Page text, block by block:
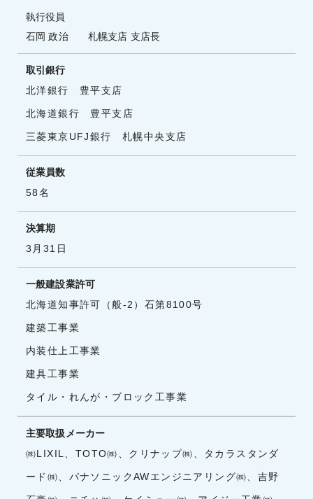
執行役員
石岡 政治 札幌支店 支店長
取引銀行
北洋銀行 豊平支店
北海道銀行 豊平支店
三菱東京UFJ銀行 札幌中央支店
従業員数
58名
決算期
3月31日
一般建設業許可
北海道知事許可（般-2）石第8100号
建築工事業
内装仕上工事業
建具工事業
タイル・れんが・ブロック工事業
主要取扱メーカー
㈱LIXIL、TOTO㈱、クリナップ㈱、タカラスタンダ
ード㈱、パナソニックAWエンジニアリング㈱、吉野